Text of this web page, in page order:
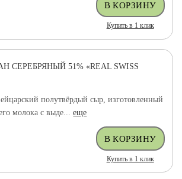
Купить в 1 клик
СЕРЕБРЯНЫЙ 51% «REAL SWISS
полутвёрдый сыр, изготовленный
молока с выде...еще
Купить в 1 клик